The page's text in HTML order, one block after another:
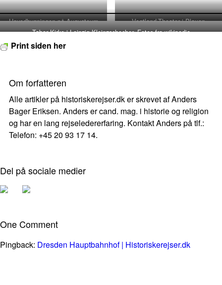
Hovedbygningen på Augusteum
Vogtland-Theater i Plauen
Tabor Kirke i Leipzig-Kleinzschocher. Fotos fra wikipedia
Print siden her
Om forfatteren
Alle artikler på historiskerejser.dk er skrevet af Anders
Bager Eriksen. Anders er cand. mag. i historie og religion
og har en lang rejseledererfaring. Kontakt Anders på tlf.:
Telefon: +45 20 93 17 14.
Del på sociale medier
One Comment
Pingback: Dresden Hauptbahnhof | Historiskerejser.dk